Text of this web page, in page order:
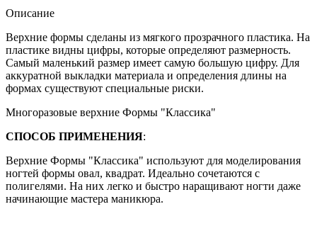
Описание
Верхние формы сделаны из мягкого прозрачного пластика. На
пластике видны цифры, которые определяют размерность.
Самый маленький размер имеет самую большую цифру. Для
аккуратной выкладки материала и определения длины на
формах существуют специальные риски.
Многоразовые верхние Формы "Классика"
СПОСОБ ПРИМЕНЕНИЯ:
Верхние Формы "Классика" используют для моделирования
ногтей формы овал, квадрат. Идеально сочетаются с
полигелями. На них легко и быстро наращивают ногти даже
начинающие мастера маникюра.